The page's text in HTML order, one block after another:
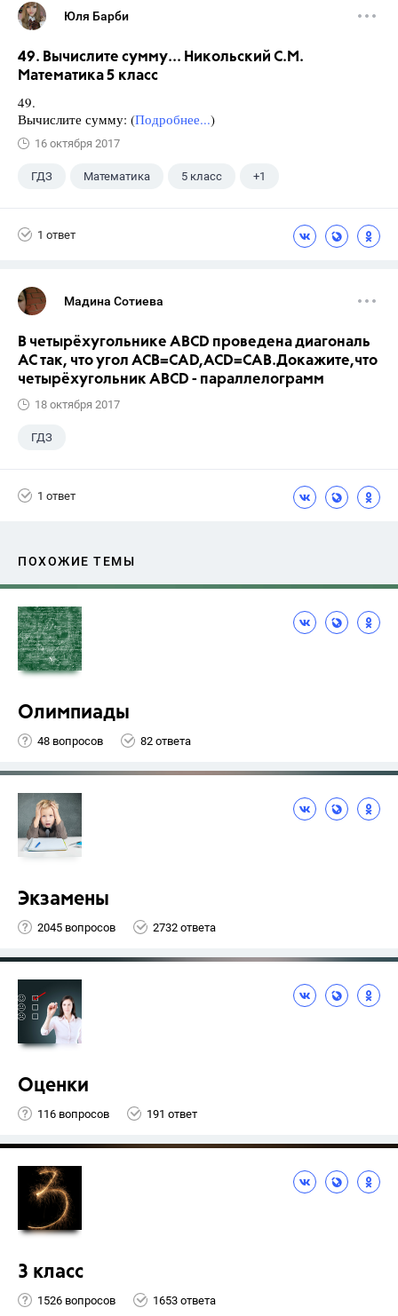
Юля Барби
49. Вычислите сумму... Никольский С.М.
Математика 5 класс
49.
Вычислите сумму: (Подробнее...)
16 октября 2017
ГДЗ Математика 5 класс +1
1 ответ
Мадина Сотиева
В четырёхугольнике ABCD проведена диагональ
AC так, что угол ACB=CAD,ACD=CAB.Докажите,что
четырёхугольник ABCD - параллелограмм
18 октября 2017
ГДЗ
1 ответ
ПОХОЖИЕ ТЕМЫ
Олимпиады
48 вопросов 82 ответа
Экзамены
2045 вопросов 2732 ответа
Оценки
116 вопросов 191 ответ
3 класс
1526 вопросов 1653 ответа